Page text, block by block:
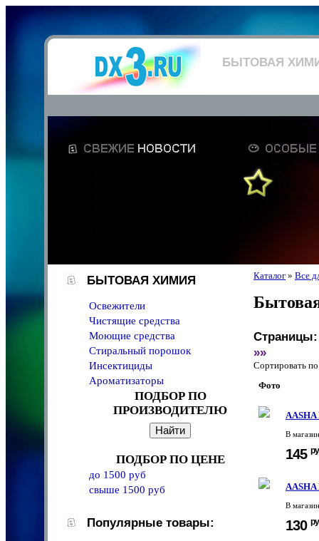
БЫТОВАЯ
БЫТОВАЯ ХИМИЯ
Освежители
Чистящие средства
Моющие средства
Стиральный порошок
Инсектициды
Ароматизаторы
ПОДБОР ПО
ПРОИЗВОДИТЕЛЮ
ПОДБОР ПО ЦЕНЕ
до 1500 руб
свыше 1500 руб
Популярные товары:
Каталог » Все
Страницы:
»»
Сортировать
Фото
AASHA
В
145
AASHA
В
130